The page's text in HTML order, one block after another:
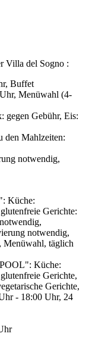
Villa del Sogno :
Buffet
Menüwahl (4-
gegen Gebühr, Eis:
den Mahlzeiten:
notwendig,
Küche:
Gerichte:
notwendig,
Menüwahl, täglich
Küche:
Gerichte,
Gerichte,
- 18:00 Uhr, 24